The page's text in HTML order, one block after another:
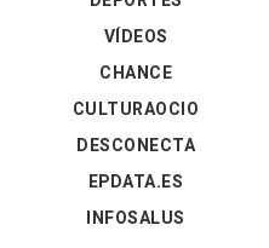
VÍDEOS
CHANCE
CULTURAOCIO
DESCONECTA
EPDATA.ES
INFOSALUS